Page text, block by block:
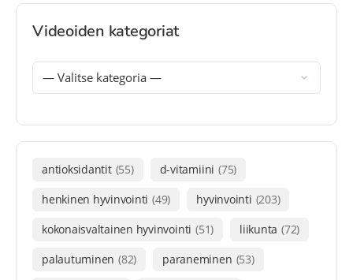
Videoiden kategoriat
antioksidantit (55) d-vitamiini (75)
henkinen hyvinvointi (49) hyvinvointi (203)
kokonaisvaltainen hyvinvointi (51) liikunta (72)
palautuminen (82) paraneminen (53)